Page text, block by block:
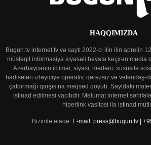
HAQQIMIZDA
Bugun.tv internet tv və saytı 2022-ci ilin ilin aprelin
müstəqil informasiya siyasəti həyata keçirən media
Azərbaycanın ictimai, siyasi, mədəni, xüsusilə
hadisələri izləyiciyə operativ, qərəzsiz və vətəndaş-
çatdırmağı qarşısına məqsəd qoyub. Saytdakı
istinad edilməsi vacibdir. Məlumat internet
hiperlink vasitəsi ilə istinad
Bizimlə əlaqə: E-mail: press@bugun.tv |